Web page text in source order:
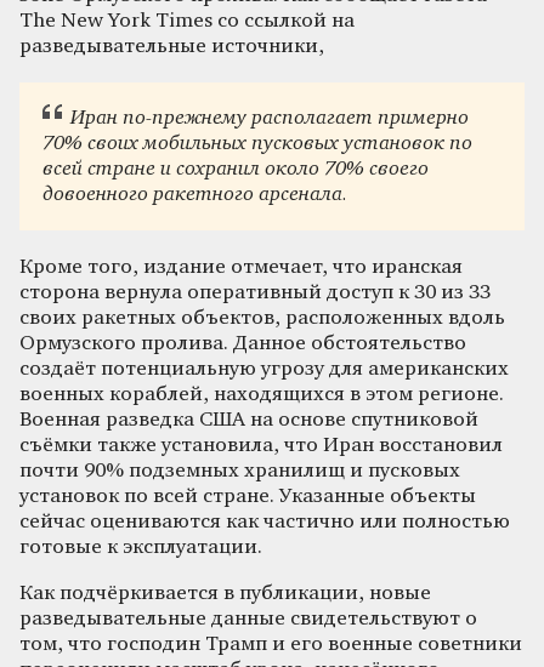
The New York Times со ссылкой на
разведывательные источники,
Иран по-прежнему располагает примерно
70% своих мобильных пусковых установок по
всей стране и сохранил около 70% своего
довоенного ракетного арсенала.
Кроме того, издание отмечает, что иранская
сторона вернула оперативный доступ к 30 из 33
своих ракетных объектов, расположенных вдоль
Ормузского пролива. Данное обстоятельство
создаёт потенциальную угрозу для американских
военных кораблей, находящихся в этом регионе.
Военная разведка США на основе спутниковой
съёмки также установила, что Иран восстановил
почти 90% подземных хранилищ и пусковых
установок по всей стране. Указанные объекты
сейчас оцениваются как частично или полностью
готовые к эксплуатации.
Как подчёркивается в публикации, новые
разведывательные данные свидетельствуют о
том, что господин Трамп и его военные советники